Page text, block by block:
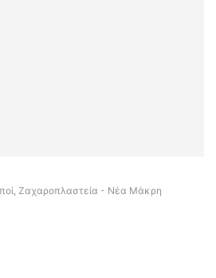
Ζαχαροπλαστεία - Νέα Μάκρη